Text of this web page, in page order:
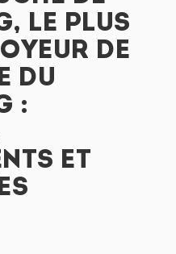
LE PLUS
DE
DU
:
ET